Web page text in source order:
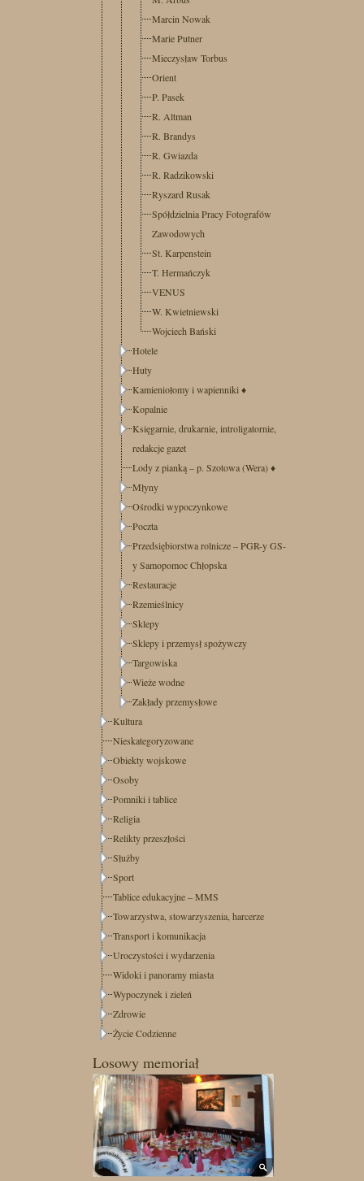
Marcin Nowak
Marie Putner
Mieczysław Torbus
Orient
P. Pasek
R. Altman
R. Brandys
R. Gwiazda
R. Radzikowski
Ryszard Rusak
Spółdzielnia Pracy Fotografów
Zawodowych
St. Karpenstein
T. Hermańczyk
VENUS
W. Kwietniewski
Wojciech Bański
Hotele
Huty
Kamieniołomy i wapienniki ♦
Kopalnie
Księgarnie, drukarnie, introligatornie,
redakcje gazet
Lody z pianką – p. Szotowa (Wera)♦
Młyny
Ośrodki wypoczynkowe
Poczta
Przedsiębiorstwa rolnicze – PGR-y GS-
y Samopomoc Chłopska
Restauracje
Rzemieślnicy
Sklepy
Sklepy i przemysł spożywczy
Targowiska
Wieże wodne
Zakłady przemysłowe
Kultura
Nieskategoryzowane
Obiekty wojskowe
Osoby
Pomniki i tablice
Religia
Relikty przeszłości
Służby
Sport
Tablice edukacyjne – MMS
Towarzystwa, stowarzyszenia, harcerze
Transport i komunikacja
Uroczystości i wydarzenia
Widoki i panoramy miasta
Wypoczynek i zieleń
Zdrowie
Życie Codzienne
Losowy memoriał